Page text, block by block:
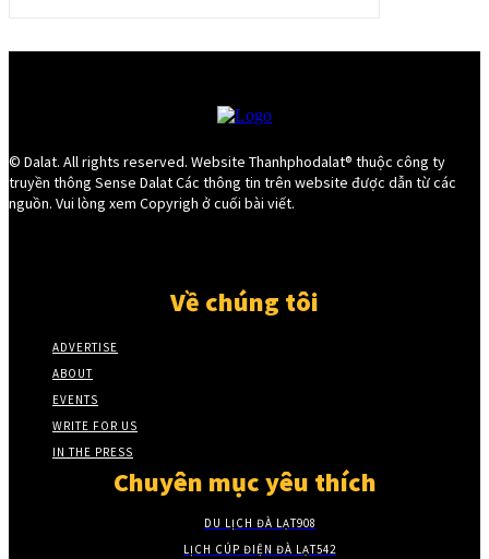
© Dalat. All rights reserved. Website Thanhphodalat® thuộc công ty
truyền thông Sense Dalat Các thông tin trên website được dẫn từ các
nguồn. Vui lòng xem Copyrigh ở cuối bài viết.
Về chúng tôi
ADVERTISE
ABOUT
EVENTS
WRITE FOR US
IN THE PRESS
Chuyên mục yêu thích
DU LỊCH ĐÀ LẠT908
LỊCH CÚP ĐIỆN ĐÀ LẠT542